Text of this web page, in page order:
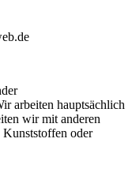
arbeiten hauptsächlich
wir mit anderen
oder